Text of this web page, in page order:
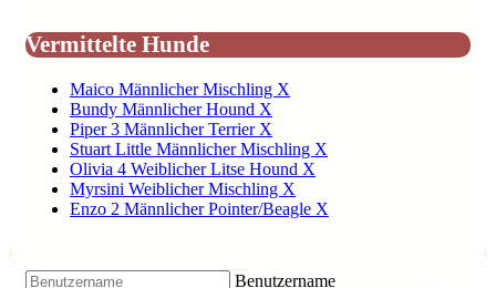
Vermittelte Hunde
Maico Männlicher Mischling X
Bundy Männlicher Hound X
Piper 3 Männlicher Terrier X
Stuart Little Männlicher Mischling X
Olivia 4 Weiblicher Litse Hound X
Myrsini Weiblicher Mischling X
Enzo 2 Männlicher Pointer/Beagle X
Benutzername